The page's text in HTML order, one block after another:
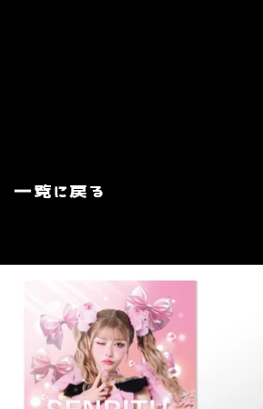
一覧に戻る